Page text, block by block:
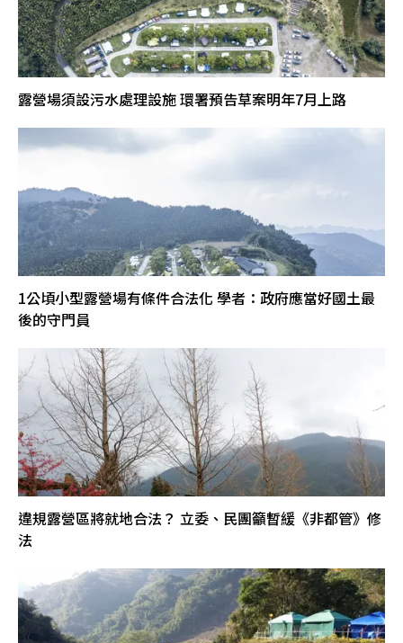
露營場須設污水處理設施 環署預告草案明年7月上路
1公頃小型露營場有條件合法化 學者：政府應當好國土最
後的守門員
違規露營區將就地合法？ 立委、民團籲暫緩《非都管》修
法